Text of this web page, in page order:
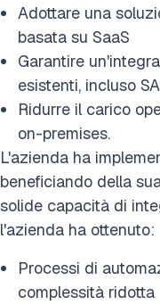
Adottare una
basata su SaaS
Garantire
esistenti, incluso
Ridurre il carico
on-premises.
L'azienda ha
beneficiando della
solide capacità di
l'azienda ha ottenuto:
Processi di
complessità ridotta